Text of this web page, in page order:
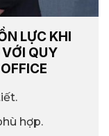
LỰC KHI
QUY
hợp.